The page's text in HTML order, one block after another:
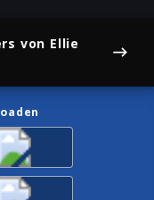
von Ellie